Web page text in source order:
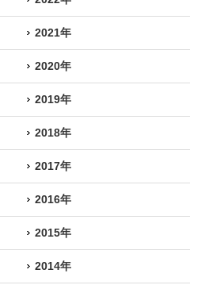
2021年
2020年
2019年
2018年
2017年
2016年
2015年
2014年